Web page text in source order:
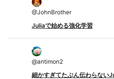
@JohnBrother
Juliaで始める強化学習
@antimon2
細かすぎてたぶん伝わらない